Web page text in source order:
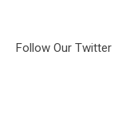
Follow Our Twitter